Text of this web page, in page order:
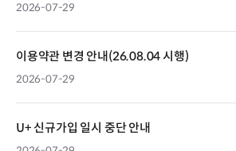
2026-07-29
이용약관 변경 안내(26.08.04 시행)
2026-07-29
U+ 신규가입 일시 중단 안내